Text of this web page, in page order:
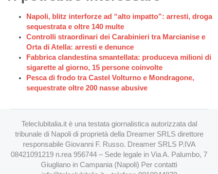
Napoli, blitz interforze ad “alto impatto”: arresti, droga
sequestrata e oltre 140 multe
Controlli straordinari dei Carabinieri tra Marcianise e
Orta di Atella: arresti e denunce
Fabbrica clandestina smantellata: produceva milioni di
sigarette al giorno, 15 persone coinvolte
Pesca di frodo tra Castel Volturno e Mondragone,
sequestrate oltre 200 nasse abusive
Teleclubitalia.it è una testata giornalistica autorizzata dal
tribunale di Napoli di proprietà della Dreamer SRLS direttore
responsabile Giovanni F. Russo. Dreamer SRLS P.IVA
08421091219 n.rea 956744 – Sede legale in Via A. Palumbo, 7
Giugliano in Campania (Napoli) Per contatti